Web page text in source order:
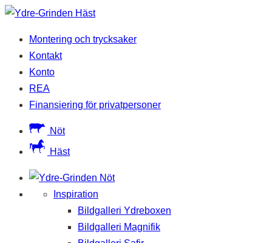
Montering och trycksaker
Kontakt
Konto
REA
Finansiering för privatpersoner
Nöt
Häst
Inspiration
Bildgalleri Ydreboxen
Bildgalleri Magnifik